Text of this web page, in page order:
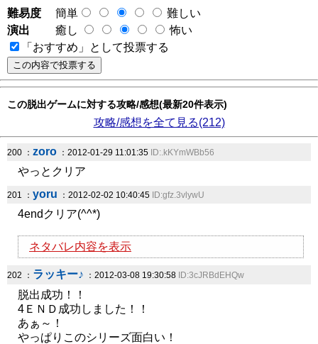
難易度
簡単
難しい
演出
癒し
怖い
「おすすめ」として投票する
この脱出ゲームに対する攻略/感想(最新20件表示)
攻略/感想を全て見る(212)
200 ： zoro ：2012-01-29 11:01:35 ID:.kKYmWBb56
やっとクリア
201 ： yoru ：2012-02-02 10:40:45 ID:gfz.3vlywU
4endクリア(^^*)
ネタバレ内容を表示
202 ： ラッキー♪ ：2012-03-08 19:30:58 ID:3cJRBdEHQw
脱出成功！！
4ＥＮＤ成功しました！！
あぁ～！
やっぱりこのシリーズ面白い！